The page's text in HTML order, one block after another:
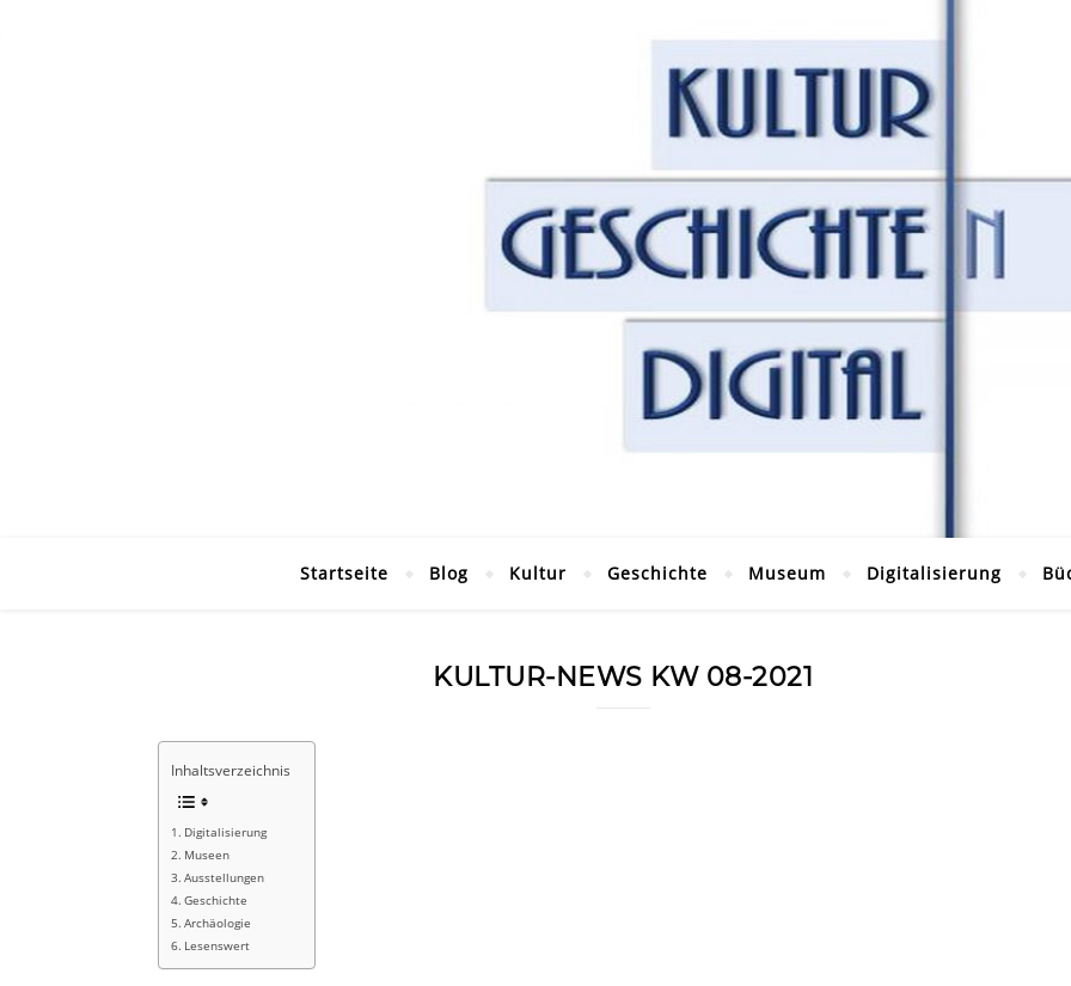
Startseite Blog Kultur Geschichte Museum Digitalisierung
KULTUR-NEWS KW 08-2021
Inhaltsverzeichnis
Digitalisierung
Museen
Ausstellungen
Geschichte
Archäologie
Lesenswert